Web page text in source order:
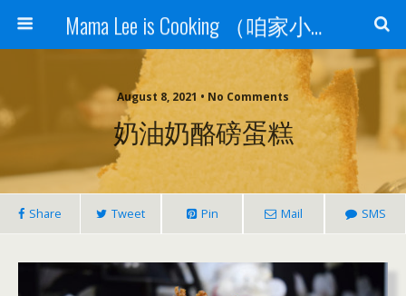
Mama Lee is Cooking （咱家小饭桌）
August 8, 2021 • No Comments
奶油奶酪磅蛋糕
Share Tweet Pin Mail SMS